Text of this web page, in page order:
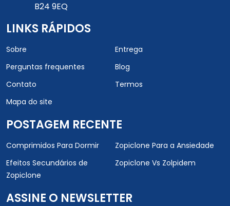
B24 9EQ
LINKS RÁPIDOS
Sobre
Entrega
Perguntas frequentes
Blog
Contato
Termos
Mapa do site
POSTAGEM RECENTE
Comprimidos Para Dormir
Zopiclone Para a Ansiedade
Efeitos Secundários de
Zopiclone
Zopiclone Vs Zolpidem
ASSINE O NEWSLETTER